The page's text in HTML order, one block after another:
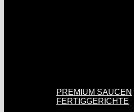
PREMIUM SAUCEN
FERTIGGERICHTE